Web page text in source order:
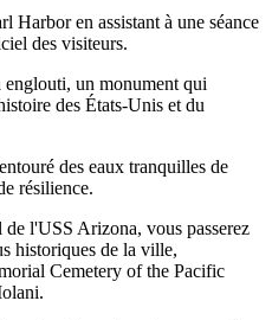
Harbor en assistant à une séance
des visiteurs.
un monument qui
des États-Unis et du
des eaux tranquilles de
résilience.
l'USS Arizona, vous passerez
historiques de la ville,
Cemetery of the Pacific